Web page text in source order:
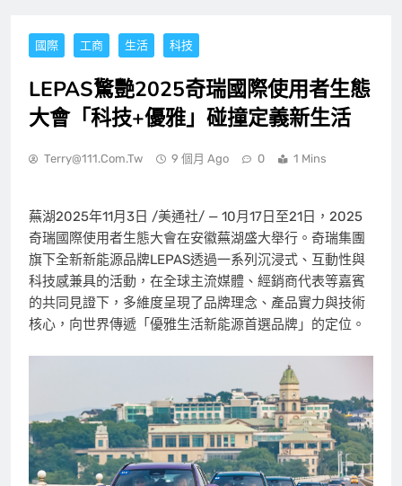
國際 工商 生活 科技
LEPAS驚艷2025奇瑞國際使用者生態
大會「科技+優雅」碰撞定義新生活
Terry@111.com.tw 9 個月 Ago 0 1 Mins
蕪湖2025年11月3日 /美通社/ — 10月17日至21日，2025
奇瑞國際使用者生態大會在安徽蕪湖盛大舉行。奇瑞集團
旗下全新新能源品牌LEPAS透過一系列沉浸式、互動性與
科技感兼具的活動，在全球主流媒體、經銷商代表等嘉賓
的共同見證下，多維度呈現了品牌理念、產品實力與技術
核心，向世界傳遞「優雅生活新能源首選品牌」的定位。